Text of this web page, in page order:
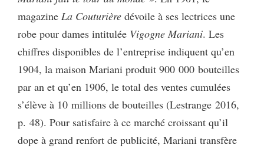
magazine La Couturière dévoile à ses lectrices une
robe pour dames intitulée Vigogne Mariani. Les
chiffres disponibles de l’entreprise indiquent qu’en
1904, la maison Mariani produit 900 000 bouteilles
par an et qu’en 1906, le total des ventes cumulées
s’élève à 10 millions de bouteilles (Lestrange 2016,
p. 48). Pour satisfaire à ce marché croissant qu’il
dope à grand renfort de publicité, Mariani transfère